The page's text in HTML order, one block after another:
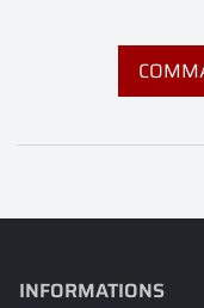
INFORMATIONS